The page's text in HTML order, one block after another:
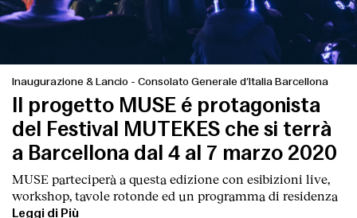
Inaugurazione & Lancio - Consolato Generale d’Italia Barcellona
Il progetto MUSE é protagonista
del Festival MUTEKES che si terrà
a Barcellona dal 4 al 7 marzo 2020
MUSE parteciperà a questa edizione con esibizioni live,
workshop, tavole rotonde ed un programma di residenza
Leggi di Più